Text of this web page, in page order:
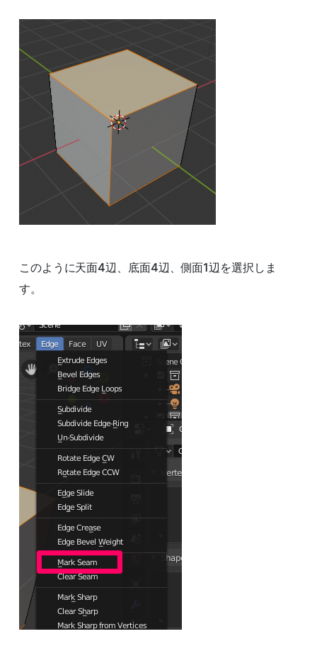
このように天面4辺、底面4辺、側面1辺を選択しま
す。